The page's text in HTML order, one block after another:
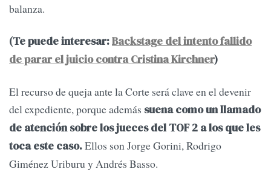
balanza.
(Te puede interesar:Backstage del intento fallido
de parar el juicio contra Cristina Kirchner)
El recurso de queja ante la Corte será clave en el devenir
del expediente, porque además suena como un llamado
de atención sobre los jueces del TOF 2 a los que les
toca este caso.Ellos son Jorge Gorini, Rodrigo
Giménez Uriburu y Andrés Basso.